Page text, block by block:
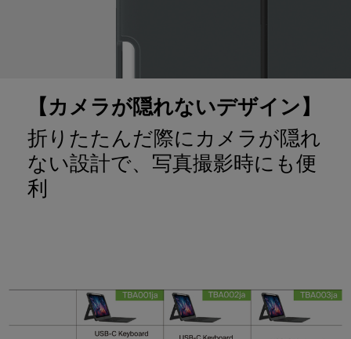
【カメラが隠れないデザイン】
折りたたんだ際にカメラが隠れ
ない設計で、写真撮影時にも便
利